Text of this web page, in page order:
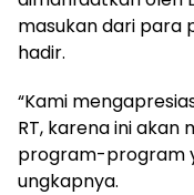
masukan dari para
hadir.
“Kami
RT, karena ini akan
program-program
ungkapnya.